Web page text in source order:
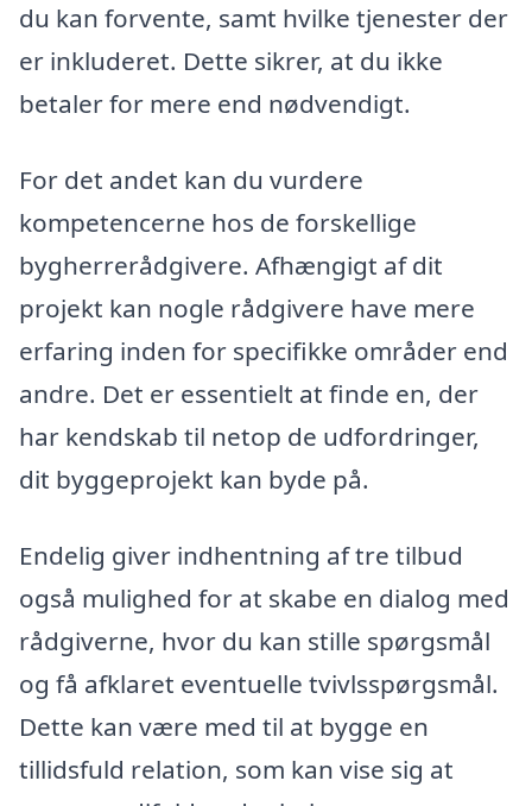
du kan forvente, samt hvilke tjenester der
er inkluderet. Dette sikrer, at du ikke
betaler for mere end nødvendigt.
For det andet kan du vurdere
kompetencerne hos de forskellige
bygherrerådgivere. Afhængigt af dit
projekt kan nogle rådgivere have mere
erfaring inden for specifikke områder end
andre. Det er essentielt at finde en, der
har kendskab til netop de udfordringer,
dit byggeprojekt kan byde på.
Endelig giver indhentning af tre tilbud
også mulighed for at skabe en dialog med
rådgiverne, hvor du kan stille spørgsmål
og få afklaret eventuelle tvivlsspørgsmål.
Dette kan være med til at bygge en
tillidsfuld relation, som kan vise sig at